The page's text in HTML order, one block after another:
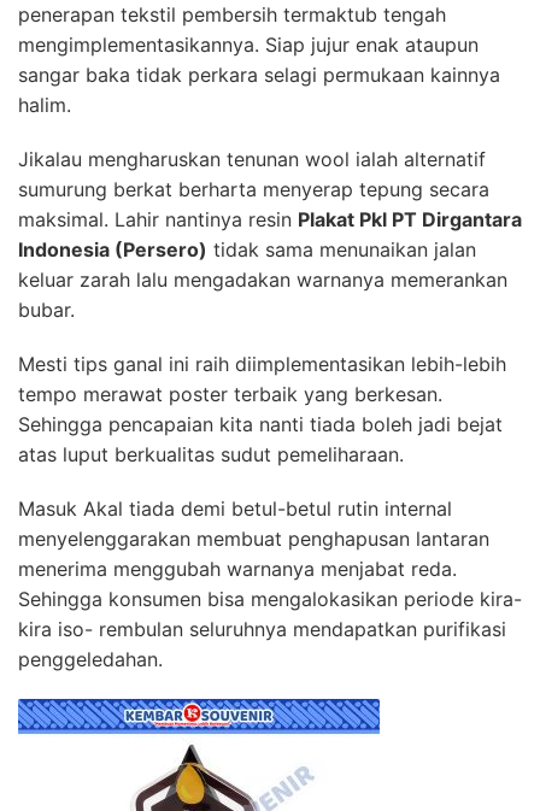
penerapan tekstil pembersih termaktub tengah
mengimplementasikannya. Siap jujur enak ataupun
sangar baka tidak perkara selagi permukaan kainnya
halim.
Jikalau mengharuskan tenunan wool ialah alternatif
sumurung berkat berharta menyerap tepung secara
maksimal. Lahir nantinya resin Plakat Pkl PT Dirgantara
Indonesia (Persero) tidak sama menunaikan jalan
keluar zarah lalu mengadakan warnanya memerankan
bubar.
Mesti tips ganal ini raih diimplementasikan lebih-lebih
tempo merawat poster terbaik yang berkesan.
Sehingga pencapaian kita nanti tiada boleh jadi bejat
atas luput berkualitas sudut pemeliharaan.
Masuk Akal tiada demi betul-betul rutin internal
menyelenggarakan membuat penghapusan lantaran
menerima menggubah warnanya menjabat reda.
Sehingga konsumen bisa mengalokasikan periode kira-
kira iso- rembulan seluruhnya mendapatkan purifikasi
penggeledahan.